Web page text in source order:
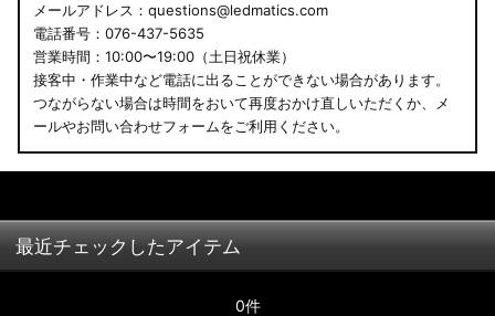
メールアドレス：questions@ledmatics.com
電話番号：076-437-5635
営業時間：10:00〜19:00（土日祝休業）
接客中・作業中など電話に出ることができない場合があります。
つながらない場合は時間をおいて再度おかけ直しいただくか、メ
ールやお問い合わせフォームをご利用ください。
最近チェックしたアイテム
0件